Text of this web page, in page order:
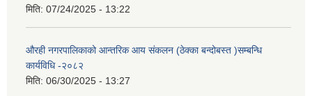
मिति: 07/24/2025 - 13:22
औरही नगरपालिकाको आन्तरिक आय संकलन (ठेक्का बन्दोबस्त )सम्बन्धि
कार्यविधि -२०८२
मिति: 06/30/2025 - 13:27